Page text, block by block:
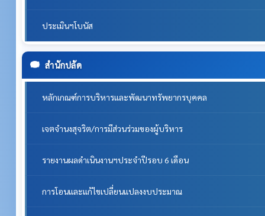
ประเมินฯโบนัส
สำนักปลัด
หลักเกณฑ์การบริหารและพัฒนาทรัพยากรบุคคล
เจตจำนงสุจริต/การมีส่วนร่วมของผู้บริหาร
รายงานผลดำเนินงานฯประจำปีรอบ 6 เดือน
การโอนและแก้ไขเปลี่ยนแปลงงบประมาณ